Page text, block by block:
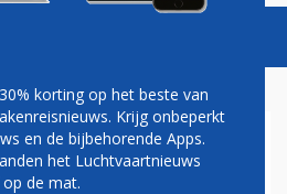
korting op het beste van
Krijg onbeperkt
en de bijbehorende Apps.
het Luchtvaartnieuws
de mat.